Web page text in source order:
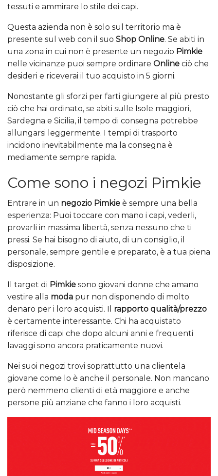
tessuti e ammirare lo stile dei capi.
Questa azienda non è solo sul territorio ma è
presente sul web con il suo Shop Online. Se abiti in
una zona in cui non è presente un negozio Pimkie
nelle vicinanze puoi sempre ordinare Online ciò che
desideri e riceverai il tuo acquisto in 5 giorni.
Nonostante gli sforzi per farti giungere al più presto
ciò che hai ordinato, se abiti sulle Isole maggiori,
Sardegna e Sicilia, il tempo di consegna potrebbe
allungarsi leggermente. I tempi di trasporto
incidono inevitabilmente ma la consegna è
mediamente sempre rapida.
Come sono i negozi Pimkie
Entrare in un negozio Pimkie è sempre una bella
esperienza: Puoi toccare con mano i capi, vederli,
provarli in massima libertà, senza nessuno che ti
pressi. Se hai bisogno di aiuto, di un consiglio, il
personale, sempre gentile e preparato, è a tua piena
disposizione.
Il target di Pimkie sono giovani donne che amano
vestire alla moda pur non disponendo di molto
denaro per i loro acquisti. Il rapporto qualità/prezzo
è certamente interessante. Chi ha acquistato
riferisce di capi che dopo alcuni anni e frequenti
lavaggi sono ancora praticamente nuovi.
Nei suoi negozi trovi soprattutto una clientela
giovane come lo è anche il personale. Non mancano
però nemmeno clienti di età maggiore e anche
persone più anziane che fanno i loro acquisti.